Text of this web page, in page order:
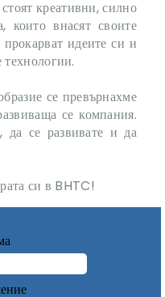
креативни, силно
които внасят своите
идеите си и
се превърнахме
се компания.
да се развивате и да
си в BHTC!